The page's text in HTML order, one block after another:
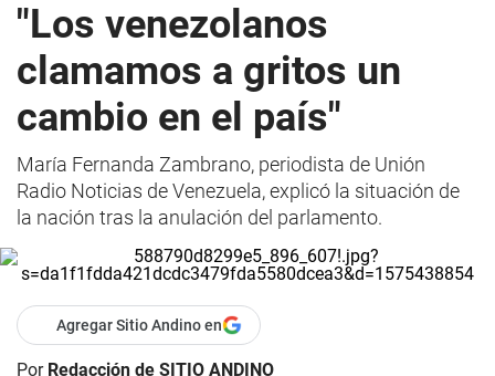
"Los venezolanos
clamamos a gritos un
cambio en el país"
María Fernanda Zambrano, periodista de Unión
Radio Noticias de Venezuela, explicó la situación de
la nación tras la anulación del parlamento.
Agregar Sitio Andino en
Por Redacción de SITIO ANDINO